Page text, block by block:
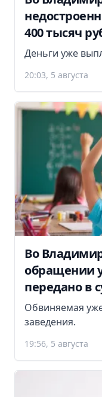
400 тысяч
Деньги уже
20:03, 5 августа
Во
обращении
передано в
Обвиняемая
заведения.
19:56, 5 августа